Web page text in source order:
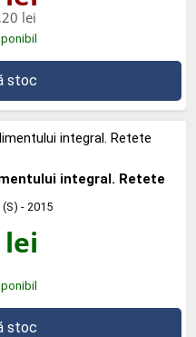
lei
stoc
integral. Retete
(S) - 2015
lei
stoc